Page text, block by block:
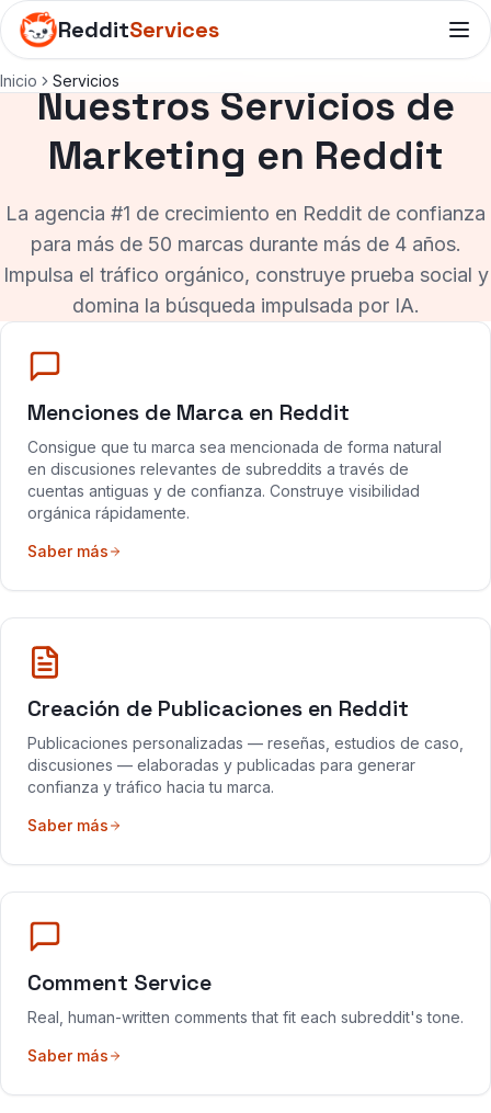
RedditServices
Inicio Servicios
Nuestros Servicios de
Marketing en Reddit
La agencia #1 de crecimiento en Reddit de confianza
para más de 50 marcas durante más de 4 años.
Impulsa el tráfico orgánico, construye prueba social y
domina la búsqueda impulsada por IA.
Menciones de Marca en Reddit
Consigue que tu marca sea mencionada de forma natural
en discusiones relevantes de subreddits a través de
cuentas antiguas y de confianza. Construye visibilidad
orgánica rápidamente.
Saber más
Creación de Publicaciones en Reddit
Publicaciones personalizadas — reseñas, estudios de caso,
discusiones — elaboradas y publicadas para generar
confianza y tráfico hacia tu marca.
Saber más
Comment Service
Real, human-written comments that fit each subreddit's tone.
Saber más